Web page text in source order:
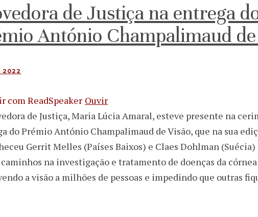
de Justiça na entrega
António Champalimaud
2022
Ouvir
de Justiça, Maria Lúcia Amaral, esteve presente na
do Prémio António Champalimaud de Visão, que na sua
Gerrit Melles (Países Baixos) e Claes Dohlman
na investigação e tratamento de doenças da córnea
a visão a milhões de pessoas e impedindo que outras